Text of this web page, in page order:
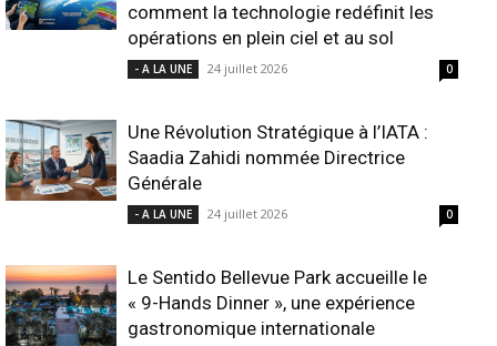
comment la technologie redéfinit les
opérations en plein ciel et au sol
- A LA UNE 24 juillet 2026 0
Une Révolution Stratégique à l’IATA :
Saadia Zahidi nommée Directrice
Générale
- A LA UNE 24 juillet 2026 0
Le Sentido Bellevue Park accueille le
« 9-Hands Dinner », une expérience
gastronomique internationale